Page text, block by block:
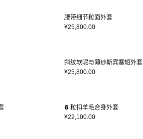
腰带细节粒面外套
¥25,800.00
斜纹软呢与薄纱斯宾塞短外套
¥25,800.00
6 粒扣羊毛合身外套
¥22,100.00